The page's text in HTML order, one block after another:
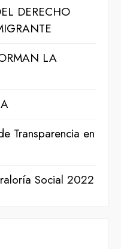
DERECHO
LA
Transparencia en
Social 2022